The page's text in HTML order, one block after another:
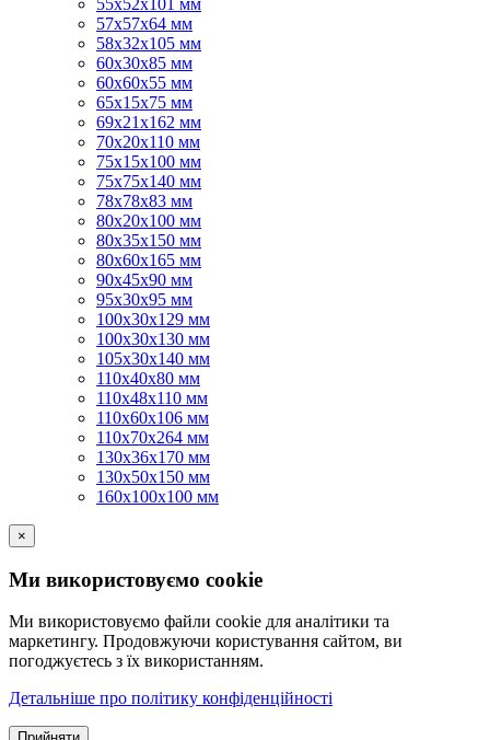
55х52х101 мм
57х57х64 мм
58х32х105 мм
60х30х85 мм
60х60х55 мм
65х15х75 мм
69х21х162 мм
70х20х110 мм
75х15х100 мм
75х75х140 мм
78х78х83 мм
80х20х100 мм
80х35х150 мм
80х60х165 мм
90х45х90 мм
95х30х95 мм
100х30х129 мм
100х30х130 мм
105х30х140 мм
110х40х80 мм
110х48х110 мм
110х60х106 мм
110х70х264 мм
130х36х170 мм
130х50х150 мм
160х100х100 мм
×
Ми використовуємо cookie
Ми використовуємо файли cookie для аналітики та
маркетингу. Продовжуючи користування сайтом, ви
погоджуєтесь з їх використанням.
Детальніше про політику конфіденційності